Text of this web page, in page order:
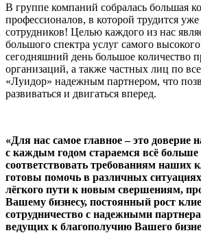
В группе компаний собралась большая
профессионалов, в которой трудится
сотрудников! Целью каждого из нас
большого спектра услуг самого
сегодняшний день большое количество
организаций, а также частных лиц по
«Луидор» надежным партнером, что
развиваться и двигаться вперед.
«Для нас самое главное – это
с каждым годом стараемся всё
соответствовать требованиям наших
готовы помочь в различных
лёгкого пути к новым свершениям,
Вашему бизнесу, постоянный рост
сотрудничество с надежными
ведущих к благополучию Вашего